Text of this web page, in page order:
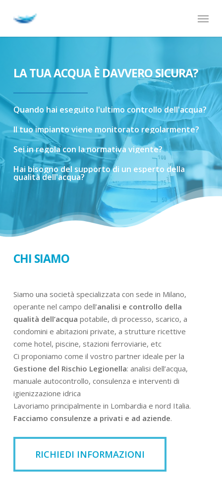
Menu
LA TUA ACQUA È DAVVERO SICURA?
Quando hai eseguito l'ultimo controllo dell'acqua?
Il tuoimpianto viene monitorato regolarmente?
Seiinregola con lanormativa vigente?
Hai bisognodel supportodi un esperto della
qualitàdell'acqua?
CHI SIAMO
Siamo una società specializzata con sede in Milano,
operante nel campo dell’analisi e controllo della
qualità dell’acqua potabile, di processo, scarico, a
condomini e abitazioni private, a strutture ricettive
come hotel, piscine, stazioni ferroviarie, etc
Ci proponiamo come il vostro partner ideale per la
Gestione del Rischio Legionella: analisi dell’acqua,
manuale autocontrollo, consulenza e interventi di
igienizzazione idrica
Lavoriamo principalmente in Lombardia e nord Italia.
Facciamo consulenze a privati e ad aziende.
RICHIEDI INFORMAZIONI